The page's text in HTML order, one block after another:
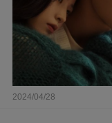
2024/04/28